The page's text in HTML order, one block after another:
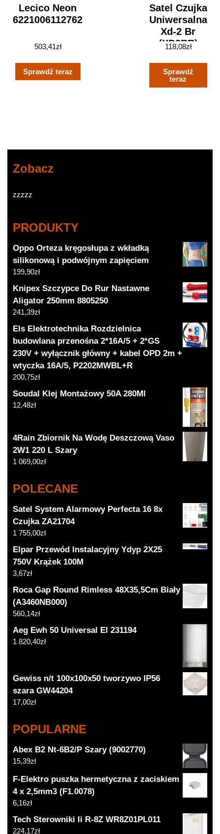
Lecico Neon
6221006112762
503,41zł
Sprawdź teraz
Satel Czujka
Uniwersalna
Xd-2 Br
(XD2BR)
118,08zł
Sprawdź
teraz
Zobacz
zzzzz
PRODUKTY
Oppo Orteza kręgosłupa z wkładką
silikonową i podwójnym zapięciem
199,90zł
Knipex Szczypce Do Rur Nastawne
Aligator 250mm 8805250
241,39zł
Els Elektrotechnika Rozdzielnica
budowlana przenośna 2*16A/5 + 2*GS
230V + wyłącznik główny + kabel OPD 2m +
wtyczka 16A/5, P2202MWBL+R
200,75zł
Soudal Klej Montażowy 50A 280Ml
12,48zł
4Rain Zbiornik Na Wodę Deszczową Vaso
2W1 220 L Szary
1 069,00zł
POLECANE
Satel System Alarmowy Perfecta 16 8x
Czujka ZA21704
1 755,00zł
Elpar Przewód Instalacyjny Ydyp 2X25
750V Krążek 100M
3,67zł
Roca Gap Round Rimless 48X35,5Cm Biały
(A3460NB000)
560,14zł
Aeg Ewh 50 Universal El 231194
1 820,40zł
Gewiss n/t 100x100x50 tworzywo IP56
szara GW44204
17,00zł
POPULARNE
Abex B2 Nt-6B2/P Szary (9002770)
15,39zł
F-Elektro puszka hermetyczna z zaciskiem
4 x 2,5mm3 (F1.0078)
6,16zł
Tech Sterowniki Ii R-8Z WR8Z01PL011
224,17zł